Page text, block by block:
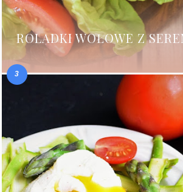
ROLADKI WOŁOWE Z